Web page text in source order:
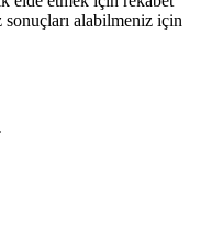
alabilmeniz için